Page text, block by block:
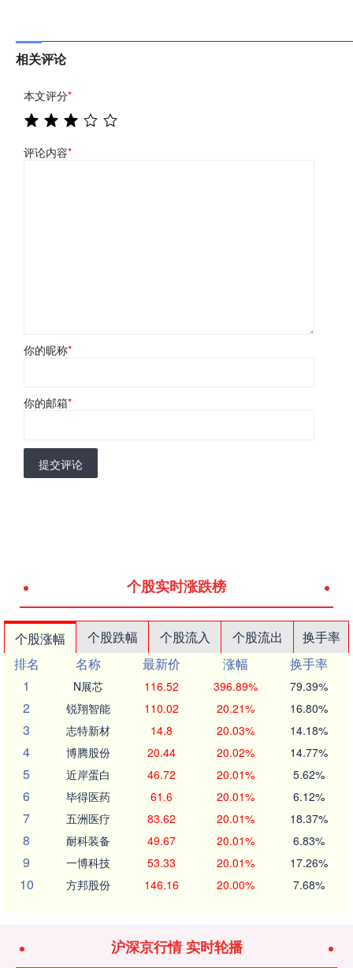
相关评论
本文评分*
评论内容*
你的昵称*
你的邮箱*
提交评论
个股实时涨跌榜
个股涨幅 个股跌幅 个股流入 个股流出
换手率
排名
名称 最新价 涨幅
换手率
1
N展芯 116.52 396.89% 79.39%
2 锐翔智能 110.02 20.21% 16.80%
3 志特新材 14.8 20.03% 14.18%
4 博腾股份 20.44 20.02% 14.77%
5 近岸蛋白 46.72 20.01% 5.62%
6 毕得医药 61.6 20.01% 6.12%
7 五洲医疗 83.62 20.01% 18.37%
8 耐科装备 49.67 20.01% 6.83%
9 一博科技 53.33 20.01% 17.26%
10 方邦股份 146.16 20.00% 7.68%
沪深京行情 实时轮播